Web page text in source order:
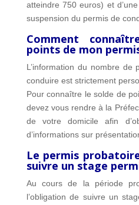
atteindre 750 euros) et
suspension du permis de
Comment
points de mon
L’information du nombre de
conduire est strictement
Pour connaître le solde de
devez vous rendre à la
de votre domicile afin
d’informations sur
Le permis
suivre un stage
Au cours de la période
l’obligation de suivre un